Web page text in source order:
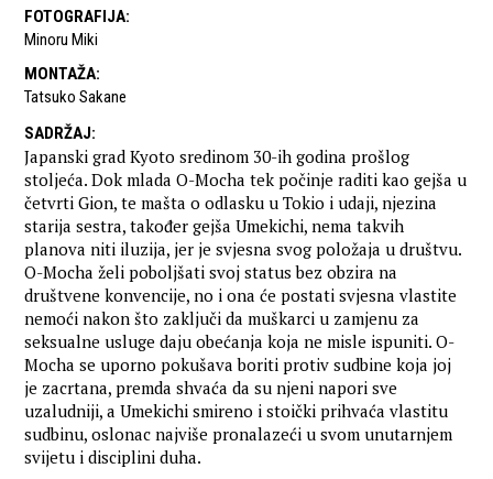
FOTOGRAFIJA:
Minoru Miki
MONTAŽA:
Tatsuko Sakane
SADRŽAJ:
Japanski grad Kyoto sredinom 30-ih godina prošlog
stoljeća. Dok mlada O-Mocha tek počinje raditi kao gejša u
četvrti Gion, te mašta o odlasku u Tokio i udaji, njezina
starija sestra, također gejša Umekichi, nema takvih
planova niti iluzija, jer je svjesna svog položaja u društvu.
O-Mocha želi poboljšati svoj status bez obzira na
društvene konvencije, no i ona će postati svjesna vlastite
nemoći nakon što zaključi da muškarci u zamjenu za
seksualne usluge daju obećanja koja ne misle ispuniti. O-
Mocha se uporno pokušava boriti protiv sudbine koja joj
je zacrtana, premda shvaća da su njeni napori sve
uzaludniji, a Umekichi smireno i stoički prihvaća vlastitu
sudbinu, oslonac najviše pronalazeći u svom unutarnjem
svijetu i disciplini duha.